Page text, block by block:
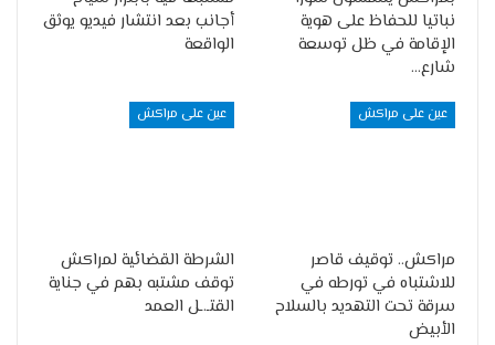
نباتيا للحفاظ على هوية
الإقامة في ظل توسعة
شارع…
أجانب بعد انتشار فيديو يوثق
الواقعة
عين على مراكش
مراكش.. توقيف قاصر
للاشتباه في تورطه في
سرقة تحت التهديد بالسلاح
الأبيض
عين على مراكش
الشرطة القضائية لمراكش
توقف مشتبه بهم في جناية
القتـ.ـل العمد